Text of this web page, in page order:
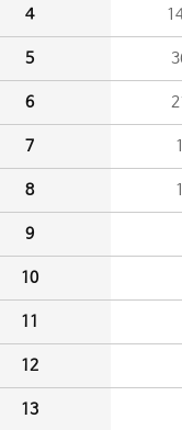
4
5
6
7
8
9
10
11
12
13